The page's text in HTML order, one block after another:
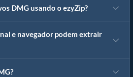
DMG usando o ezyZip?
e navegador podem extrair